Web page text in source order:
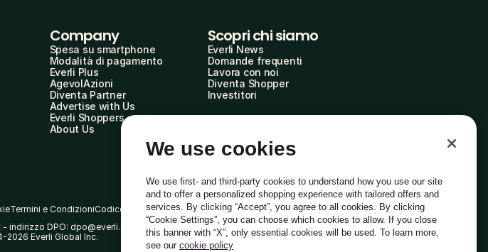
Company
Spesa su smartphone
Modalità di pagamento
Everli Plus
AgevolAzioni
Diventa Partner
Advertise with Us
Everli Shoppers
About Us
Scopri chi siamo
Everli News
Domande frequenti
Lavora con noi
Diventa Shopper
Investitori
Termini e CondizioniCodice Etico
indirizzo DPO: dpo@everli.com
2026 Everli Global Inc.
Italiano
We use cookies
We use first- and third-party cookies to understand how you use our site
and to offer a personalized shopping experience with tailored offers and
services. By clicking “Accept”, you agree to all cookies. By clicking
“Cookie Settings”, you can choose which cookies to allow. If you close
this banner with “X”, only essential cookies will be used. To learn more,
see our cookie policy